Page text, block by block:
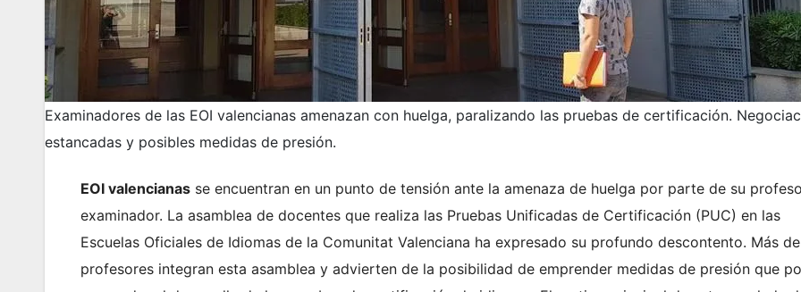
Examinadores de las EOI valencianas amenazan con huelga, paralizando las pruebas de certificación.
estancadas y posibles medidas de presión.
EOI valencianas se encuentran en un punto de tensión ante la amenaza de huelga por parte de su
examinador. La asamblea de docentes que realiza las Pruebas Unificadas de Certificación (PUC) en las
Escuelas Oficiales de Idiomas de la Comunitat Valenciana ha expresado su profundo descontento. Más
profesores integran esta asamblea y advierten de la posibilidad de emprender medidas de presión que